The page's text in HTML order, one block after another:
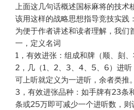
上面这几句话概述国标麻将的技术
该用这样的战略思想指导竞技实践：
为便于作者讲述和读者理解，我们
一，定义名词
1，有效进张：组成和牌（顺、刻、
2，几（1、2、3、4、5、6）进听
可上听就定义为一进听，余者类推。
3，有效进张品种：如手牌有23条
条或25万即可减少一个进听数，